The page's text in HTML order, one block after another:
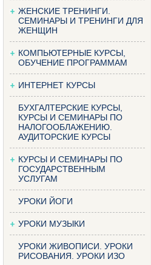
ЖЕНСКИЕ ТРЕНИНГИ.
СЕМИНАРЫ И ТРЕНИНГИ ДЛЯ
ЖЕНЩИН
КОМПЬЮТЕРНЫЕ КУРСЫ,
ОБУЧЕНИЕ ПРОГРАММАМ
ИНТЕРНЕТ КУРСЫ
БУХГАЛТЕРСКИЕ КУРСЫ,
КУРСЫ И СЕМИНАРЫ ПО
НАЛОГООБЛАЖЕНИЮ.
АУДИТОРСКИЕ КУРСЫ
КУРСЫ И СЕМИНАРЫ ПО
ГОСУДАРСТВЕННЫМ
УСЛУГАМ
УРОКИ ЙОГИ
УРОКИ МУЗЫКИ
УРОКИ ЖИВОПИСИ. УРОКИ
РИСОВАНИЯ. УРОКИ ИЗО